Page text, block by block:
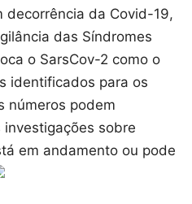
decorrência da Covid-19,
das Síndromes
o SarsCov-2 como o
identificados para os
números podem
sobre
em andamento ou pode